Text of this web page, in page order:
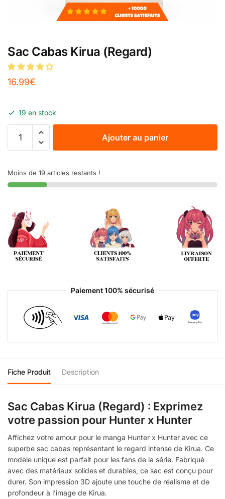
Sac Cabas Kirua (Regard)
16.99€
19 en stock
Ajouter au panier
Moins de 19 articles restants !
Paiement 100% sécurisé
Fiche Produit Description
Sac Cabas Kirua (Regard) : Exprimez
votre passion pour Hunter x Hunter
Affichez votre amour pour le manga Hunter x Hunter avec ce
superbe sac cabas représentant le regard intense de Kirua. Ce
modèle unique est parfait pour les fans de la série. Fabriqué
avec des matériaux solides et durables, ce sac est conçu pour
durer. Son impression 3D ajoute une touche de réalisme et de
profondeur à l’image de Kirua.